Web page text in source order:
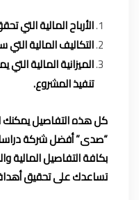
الأرباح المالية التي
التكاليف المالية
الميزانية المالية
تنفيذ المشروع.
كل هذه التفاصيل
“صدى” أفضل شركة
بكافة التفاصيل المالية
تساعدك على تحقيق